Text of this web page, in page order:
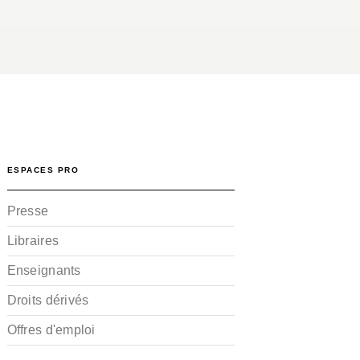
ESPACES PRO
Presse
Libraires
Enseignants
Droits dérivés
Offres d'emploi